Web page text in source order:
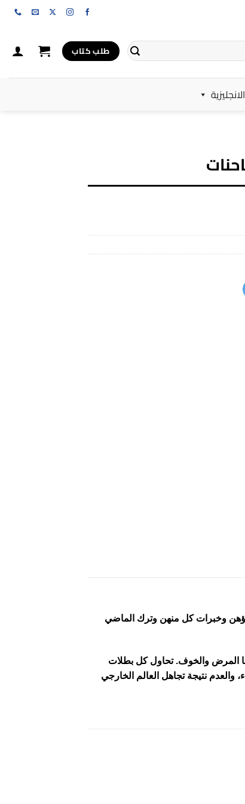
طلب كتاب
وخبرات كل منهن وترك الماضي
المرض والخوف. تحاول كل بطلات
والعدم نتيجة تجاهل العالم الخارجي